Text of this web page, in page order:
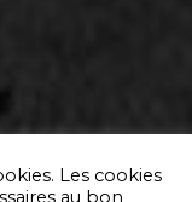
Les cookies
au bon